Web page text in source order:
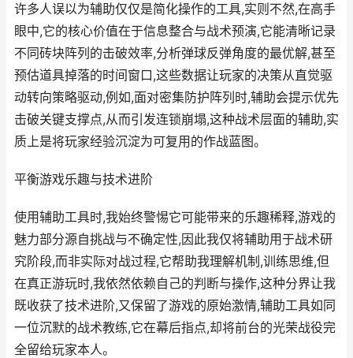
许多人误以为辅助仅仅是简化操作的工具,实则不然,在高手
眼中,它的核心价值在于信息整合与战术预演,它能清晰记录
不同砖块阵列的击破效率,分析弹球反弹角度的最优解,甚至
预估道具掉落的时间窗口,这些数据让玩家的决策从直觉驱
动转向策略驱动,例如,面对密集防护阵列时,辅助会提示优先
击破关键支撑点,从而引发连锁崩塌,这种战术层面的辅助,实
质上是将玩家经验沉淀为可复用的作战蓝图。
平衡游戏乐趣与技术进阶
使用辅助工具时,我始终警惕它可能带来的乐趣稀释,游戏的
魅力部分源自挑战与不确定性,因此我仅将辅助用于战术研
究阶段,而非实际对战过程,它帮助我理解机制,训练思维,但
在真正游玩时,我依然依赖自己的判断与操作,这种分界让我
既收获了技术进阶,又保留了游戏的原始激情,辅助工具如同
一位沉默的战术教练,它在幕后指点,却将前台的光荣战役完
全留给玩家本人。